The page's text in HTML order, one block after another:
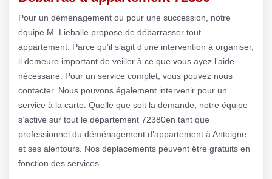
Pour un déménagement ou pour une succession, notre
équipe M. Lieballe propose de débarrasser tout
appartement. Parce qu’il s’agit d’une intervention à organiser,
il demeure important de veiller à ce que vous ayez l’aide
nécessaire. Pour un service complet, vous pouvez nous
contacter. Nous pouvons également intervenir pour un
service à la carte. Quelle que soit la demande, notre équipe
s’active sur tout le département 72380en tant que
professionnel du déménagement d’appartement à Antoigne
et ses alentours. Nos déplacements peuvent être gratuits en
fonction des services.